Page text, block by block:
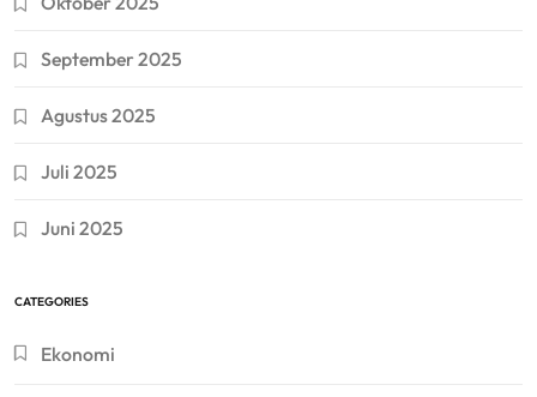
September 2025
Agustus 2025
Juli 2025
Juni 2025
CATEGORIES
Ekonomi